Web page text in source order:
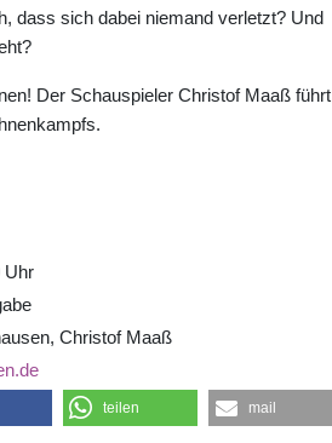
dass sich dabei niemand verletzt? Und
Der Schauspieler Christof Maaß führt
Uhr
Christof Maaß
teilen mail